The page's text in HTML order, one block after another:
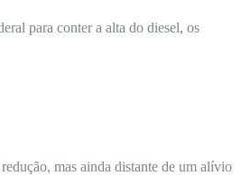
para conter a alta do diesel, os
mas ainda distante de um alívio